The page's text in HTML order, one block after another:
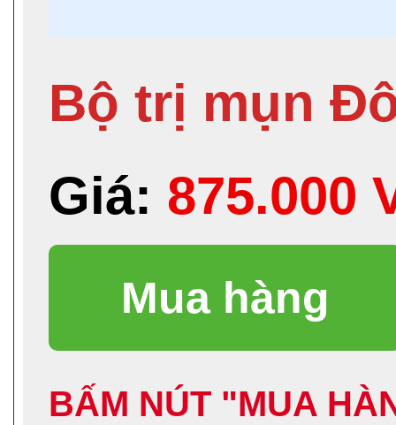
Bộ trị mụn
Giá: 875.000
BẤM NÚT "MUA